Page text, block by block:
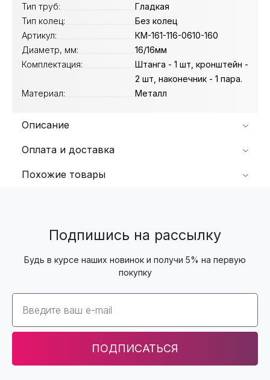
Тип труб:
Гладкая
Тип колец:
Без колец
Артикул:
КМ-161-116-0610-160
Диаметр, мм:
16/16мм
Комплектация:
Штанга - 1 шт, кронштейн -
2 шт, наконечник - 1 пара.
Материал:
Металл
Описание
Оплата и доставка
Похожие товары
Подпишись на рассылку
Будь в курсе наших новинок и получи 5% на первую
покупку
Email
ПОДПИСАТЬСЯ